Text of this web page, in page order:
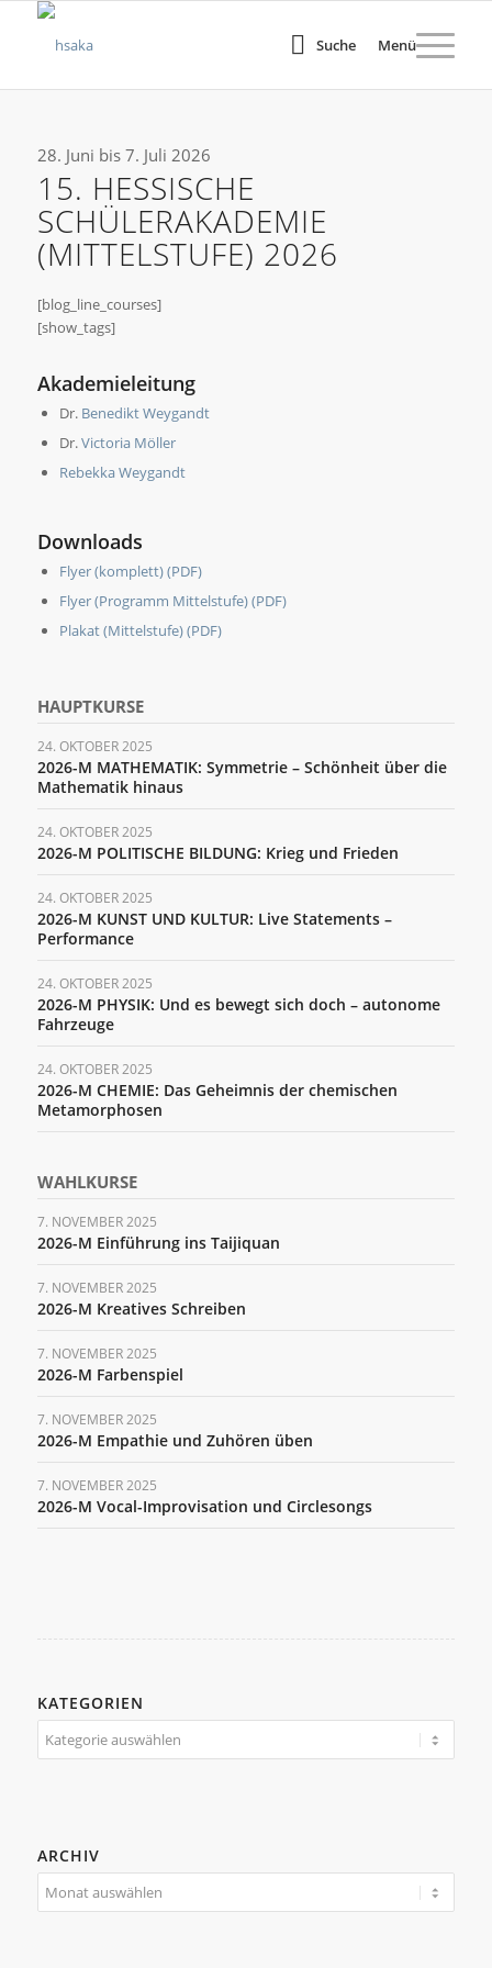
Suche Menü
28. Juni bis 7. Juli 2026
15. HESSISCHE
SCHÜLERAKADEMIE
(MITTELSTUFE) 2026
[blog_line_courses]
[show_tags]
Akademieleitung
Dr. Benedikt Weygandt
Dr.Victoria Möller
Rebekka Weygandt
Downloads
Flyer (komplett) (PDF)
Flyer (Programm Mittelstufe) (PDF)
Plakat (Mittelstufe) (PDF)
HAUPTKURSE
24. OKTOBER 2025
2026-M MATHEMATIK: Symmetrie – Schönheit über die
Mathematik hinaus
24. OKTOBER 2025
2026-M POLITISCHE BILDUNG: Krieg und Frieden
24. OKTOBER 2025
2026-M KUNST UND KULTUR: Live Statements –
Performance
24. OKTOBER 2025
2026-M PHYSIK: Und es bewegt sich doch – autonome
Fahrzeuge
24. OKTOBER 2025
2026-M CHEMIE: Das Geheimnis der chemischen
Metamorphosen
WAHLKURSE
7. NOVEMBER 2025
2026-M Einführung ins Taijiquan
7. NOVEMBER 2025
2026-M Kreatives Schreiben
7. NOVEMBER 2025
2026-M Farbenspiel
7. NOVEMBER 2025
2026-M Empathie und Zuhören üben
7. NOVEMBER 2025
2026-M Vocal-Improvisation und Circlesongs
KATEGORIEN
Kategorien
ARCHIV